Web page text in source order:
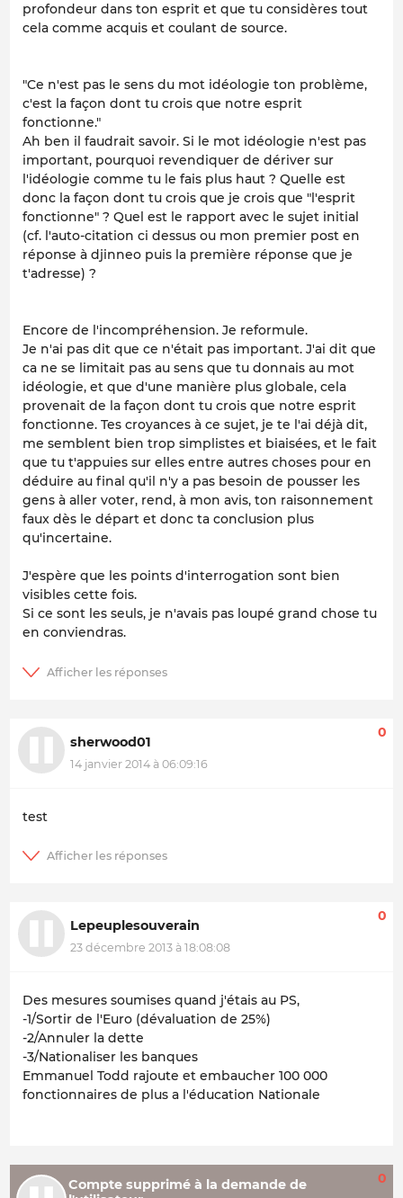
profondeur dans ton esprit et que tu considères tout
cela comme acquis et coulant de source.
"Ce n'est pas le sens du mot idéologie ton problème,
c'est la façon dont tu crois que notre esprit
fonctionne."
Ah ben il faudrait savoir. Si le mot idéologie n'est pas
important, pourquoi revendiquer de dériver sur
l'idéologie comme tu le fais plus haut ? Quelle est
donc la façon dont tu crois que je crois que "l'esprit
fonctionne" ? Quel est le rapport avec le sujet initial
(cf. l'auto-citation ci dessus ou mon premier post en
réponse à djinneo puis la première réponse que je
t'adresse) ?
Encore de l'incompréhension. Je reformule.
Je n'ai pas dit que ce n'était pas important. J'ai dit que
ca ne se limitait pas au sens que tu donnais au mot
idéologie, et que d'une manière plus globale, cela
provenait de la façon dont tu crois que notre esprit
fonctionne. Tes croyances à ce sujet, je te l'ai déjà dit,
me semblent bien trop simplistes et biaisées, et le fait
que tu t'appuies sur elles entre autres choses pour en
déduire au final qu'il n'y a pas besoin de pousser les
gens à aller voter, rend, à mon avis, ton raisonnement
faux dès le départ et donc ta conclusion plus
qu'incertaine.
J'espère que les points d'interrogation sont bien
visibles cette fois.
Si ce sont les seuls, je n'avais pas loupé grand chose tu
en conviendras.
sherwood01
14 janvier 2014 à 06:09:16
0
test
Lepeuplesouverain
23 décembre 2013 à 18:08:08
0
Des mesures soumises quand j'étais au PS,
-1/Sortir de l'Euro (dévaluation de 25%)
-2/Annuler la dette
-3/Nationaliser les banques
Emmanuel Todd rajoute et embaucher 100 000
fonctionnaires de plus a l'éducation Nationale
Compte supprimé à la demande de
0